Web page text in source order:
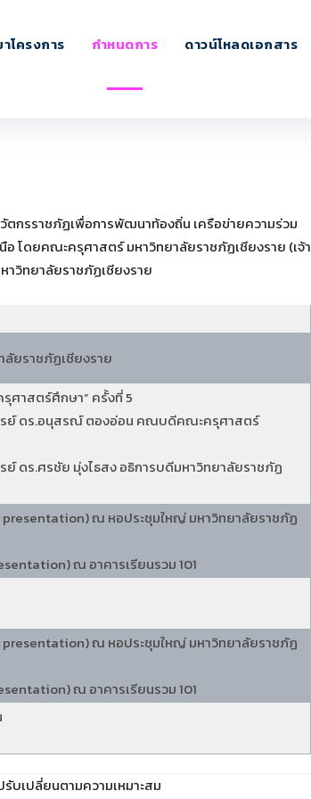
โครงการ กำหนดการ ดาวน์โหลดเอกสาร
ตกรราชภัฏเพื่อการพัฒนาท้องถิ่น เครือข่ายความร่วม
โดยคณะครุศาสตร์ มหาวิทยาลัยราชภัฏเชียงราย (เจ้า
วิทยาลัยราชภัฏเชียงราย
ยราชภัฏเชียงราย
ศาสตร์ศึกษา” ครั้งที่ 5
รย์ ดร.อนุสรณ์ ตองอ่อน คณบดีคณะครุศาสตร์
ย์ ดร.ศรชัย มุ่งไธสง อธิการบดีมหาวิทยาลัยราชภัฏ
presentation) ณ หอประชุมใหญ่ มหาวิทยาลัยราชภัฏ
ณ อาคารเรียนรวม 101
presentation) ณ หอประชุมใหญ่ มหาวิทยาลัยราชภัฏ
ณ อาคารเรียนรวม 101
บเปลี่ยนตามความเหมาะสม